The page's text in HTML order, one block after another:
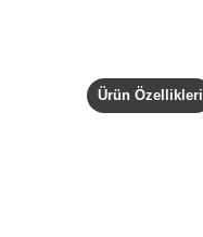
Ürün Özellikleri